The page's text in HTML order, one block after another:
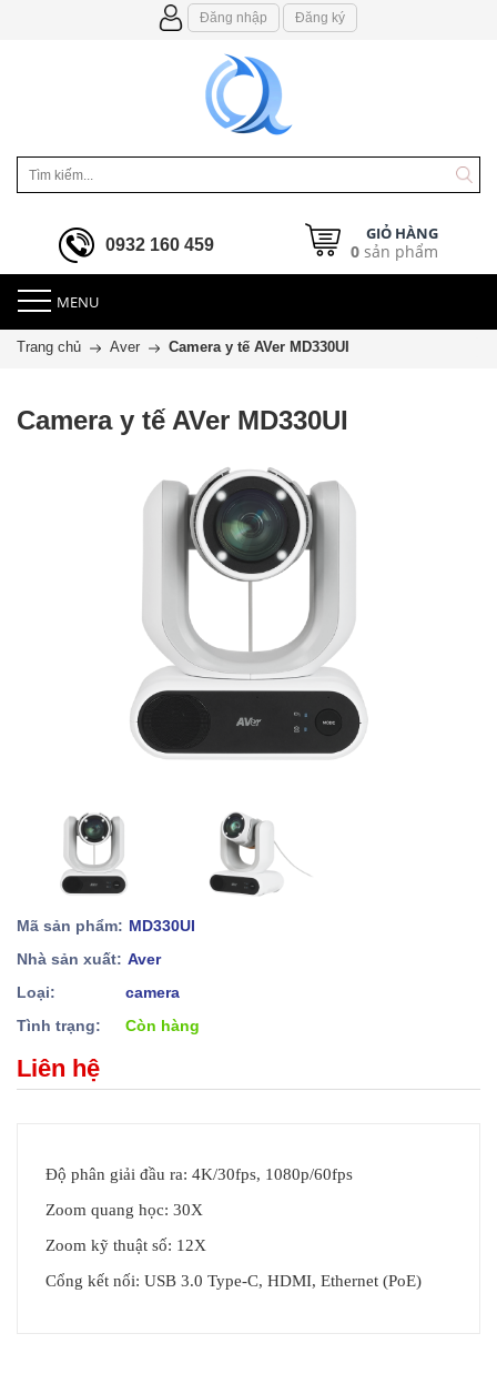
Đăng nhập Đăng ký
0932 160 459
GIỎ HÀNG
0sản phẩm
MENU
Trang chủ Aver Camera y tế AVer MD330UI
Camera y tế AVer MD330UI
Mã sản phẩm: MD330UI
Nhà sản xuất: Aver
Loại:
camera
Tình trạng:
Còn hàng
Liên hệ
Độ phân giải đầu ra: 4K/30fps, 1080p/60fps
Zoom quang học: 30X
Zoom kỹ thuật số: 12X
Cổng kết nối: USB 3.0 Type-C, HDMI, Ethernet (PoE)